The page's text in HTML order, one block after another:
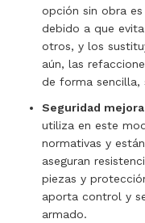
opción sin obra
debido a que
otros, y los
aún, las
de forma sencilla,
Seguridad
utiliza en este
normativas y
aseguran
piezas y
aporta control y
armado.